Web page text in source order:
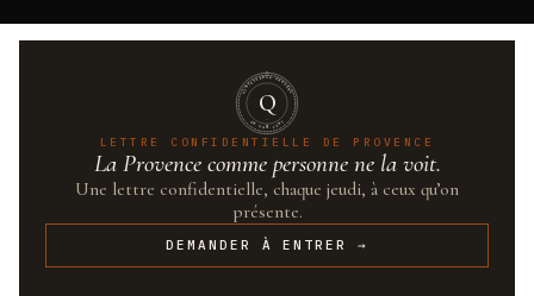
QUINTESSENCE·PROVENCE
UN·SUR·CENT
Q
LETTRE CONFIDENTIELLE DE PROVENCE
La Provence comme personne ne la voit.
Une lettre confidentielle, chaque jeudi, à ceux qu’on
présente.
DEMANDER À ENTRER →